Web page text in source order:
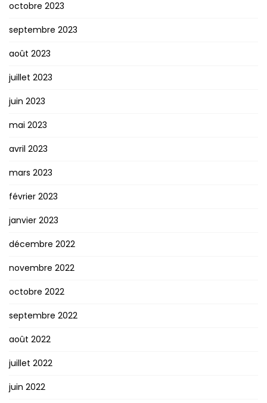
octobre 2023
septembre 2023
août 2023
juillet 2023
juin 2023
mai 2023
avril 2023
mars 2023
février 2023
janvier 2023
décembre 2022
novembre 2022
octobre 2022
septembre 2022
août 2022
juillet 2022
juin 2022